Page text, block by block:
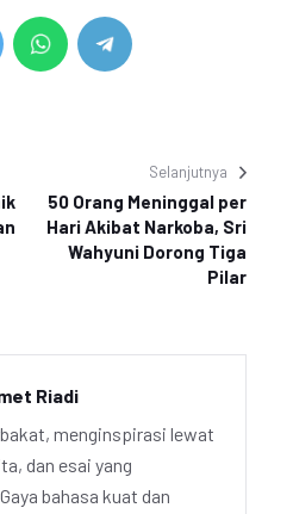
Selanjutnya
50 Orang Meninggal per
Hari Akibat Narkoba, Sri
Wahyuni Dorong Tiga
Pilar
Riadi
menginspirasi lewat
dan esai yang
bahasa kuat dan